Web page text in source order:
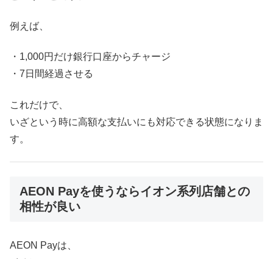
例えば、
・1,000円だけ銀行口座からチャージ
・7日間経過させる
これだけで、
いざという時に高額な支払いにも対応できる状態になりま
す。
AEON Payを使うならイオン系列店舗との
相性が良い
AEON Payは、